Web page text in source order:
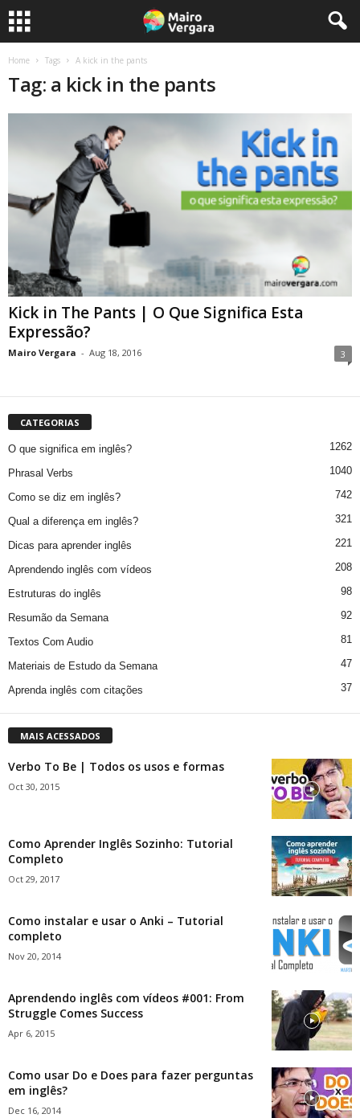
Home Tags A kick in the pants
Tag: a kick in the pants
Kick in The Pants | O Que Significa Esta
Expressão?
Mairo Vergara - Aug 18, 2016 3
CATEGORIAS
O que significa em inglês? 1262
Phrasal Verbs 1040
Como se diz em inglês? 742
Qual a diferença em inglês? 321
Dicas para aprender inglês 221
Aprendendo inglês com vídeos 208
Estruturas do inglês 98
Resumão da Semana 92
Textos Com Audio 81
Materiais de Estudo da Semana 47
Aprenda inglês com citações 37
MAIS ACESSADOS
Verbo To Be | Todos os usos e formas
Oct 30, 2015
Como Aprender Inglês Sozinho: Tutorial
Completo
Oct 29, 2017
Como instalar e usar o Anki – Tutorial
completo
Nov 20, 2014
Aprendendo inglês com vídeos #001: From
Struggle Comes Success
Apr 6, 2015
Como usar Do e Does para fazer perguntas
em inglês?
Dec 16, 2014